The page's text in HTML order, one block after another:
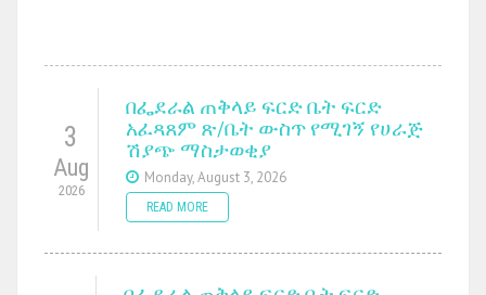
3
Aug
2026
በፌደራል ጠቅላይ ፍርድ ቤት ፍርድ
አፈጻጸም ጽ/ቤት ውስጥ የሚገኝ የሀራጅ
ሽያጭ ማስታወቂያ
Monday, August 3, 2026
READ MORE